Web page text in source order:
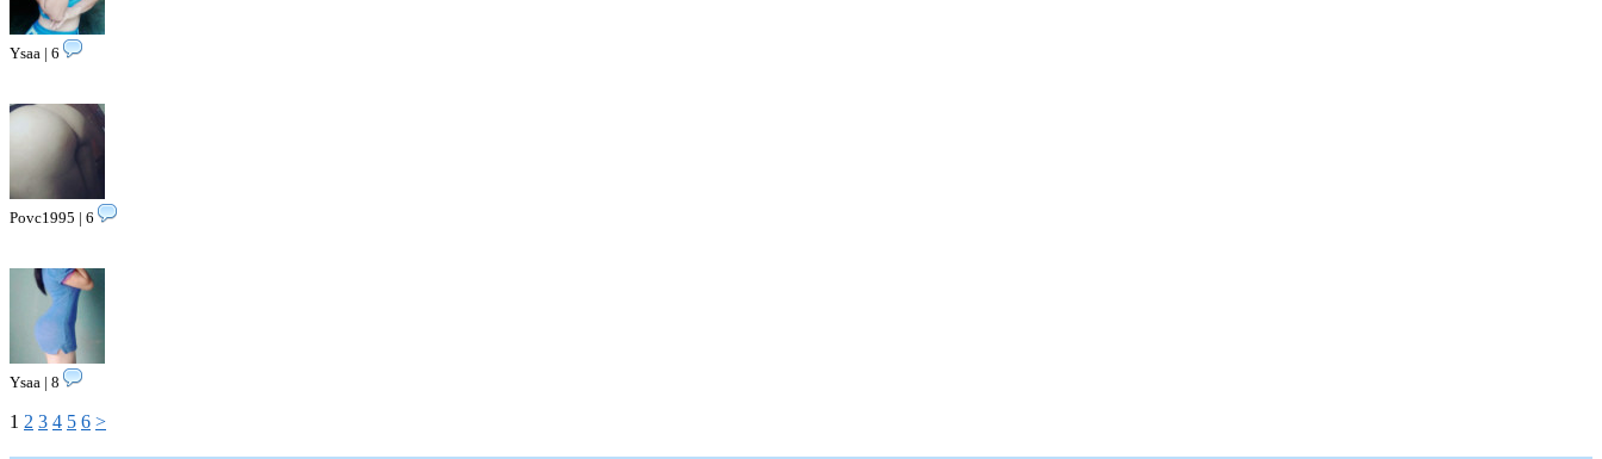
Ysaa | 6
Povc1995 | 6
Ysaa | 8
1 2 3 4 5 6 >